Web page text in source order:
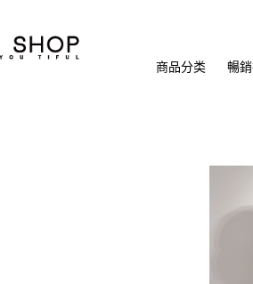
商品分类 暢